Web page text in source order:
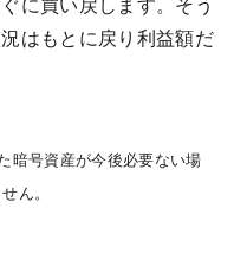
はもとに戻り利益額だ
暗号資産が今後必要ない場
ん。